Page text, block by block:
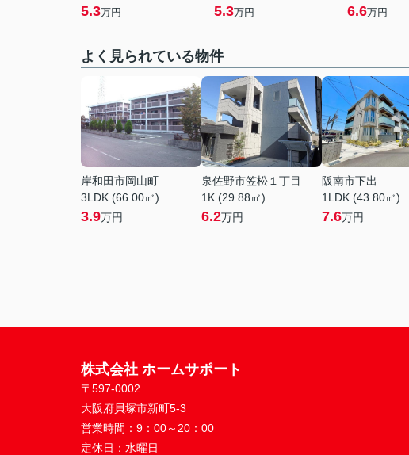
5.3万円 5.3万円 6.6万円
よく見られている物件
岸和田市岡山町
3LDK (66.00㎡)
3.9万円
泉佐野市笠松１丁目
1K (29.88㎡)
6.2万円
阪南市下出
1LDK (43.80㎡)
7.6万円
株式会社 ホームサポート
〒597-0002
大阪府貝塚市新町5-3
営業時間： 9：00～20：00
定休日： 水曜日